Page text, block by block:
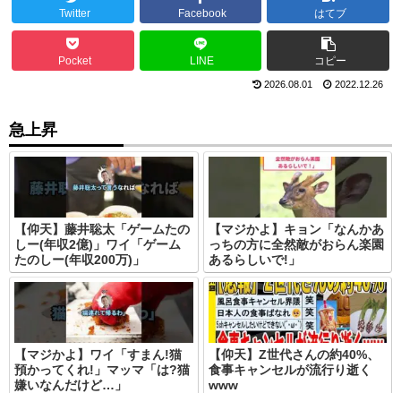
Twitter Facebook はてブ
Pocket LINE コピー
2026.08.01 2022.12.26
急上昇
【仰天】藤井聡太「ゲームたの
しー(年収2億)」ワイ「ゲーム
たのしー(年収200万)」
【マジかよ】キョン「なんかあ
っちの方に全然敵がおらん楽園
あるらしいで!」
【マジかよ】ワイ「すまん!猫
預かってくれ!」マッマ「は?猫
嫌いなんだけど…」
【仰天】Z世代さんの約40%、
食事キャンセルが流行り逝く
www